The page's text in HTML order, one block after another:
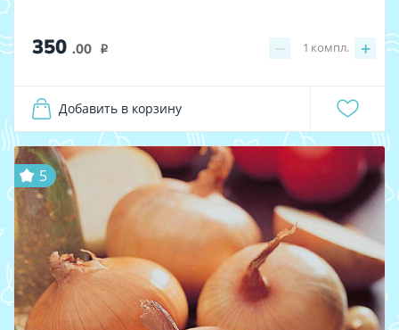
350 .00 i − +
1 компл.
Добавить в корзину
5